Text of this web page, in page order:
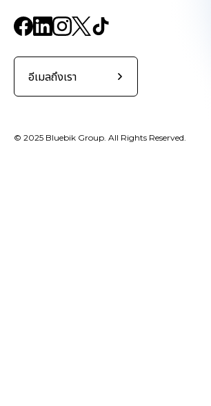
อีเมลถึงเรา
© 2025 Bluebik Group. All Rights Reserved.